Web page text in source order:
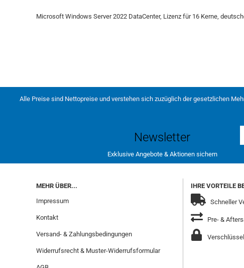
Microsoft Windows Server 2022 DataCenter, Lizenz für 16 Kerne,
Alle Preise sind Nettopreise und verstehen sich zuzüglich der gesetzlichen
Newsletter
Exklusive Angebote & Aktionen sichern
MEHR ÜBER...
Impressum
Kontakt
Versand- & Zahlungsbedingungen
Widerrufsrecht & Muster-Widerrufsformular
IHRE VORTEILE
Schneller
Pre- &